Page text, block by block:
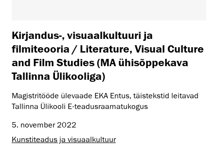
Kirjandus-, visuaalkultuuri ja
filmiteooria / Literature, Visual Culture
and Film Studies (MA ühisõppekava
Tallinna Ülikooliga)
Magistritööde ülevaade EKA Entus, täistekstid leitavad
Tallinna Ülikooli E-teadusraamatukogus
5. november 2022
Kunstiteadus ja visuaalkultuur